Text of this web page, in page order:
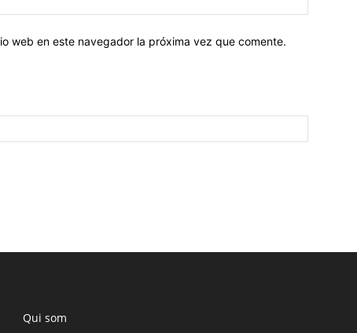
web en este navegador la próxima vez que comente.
Qui som